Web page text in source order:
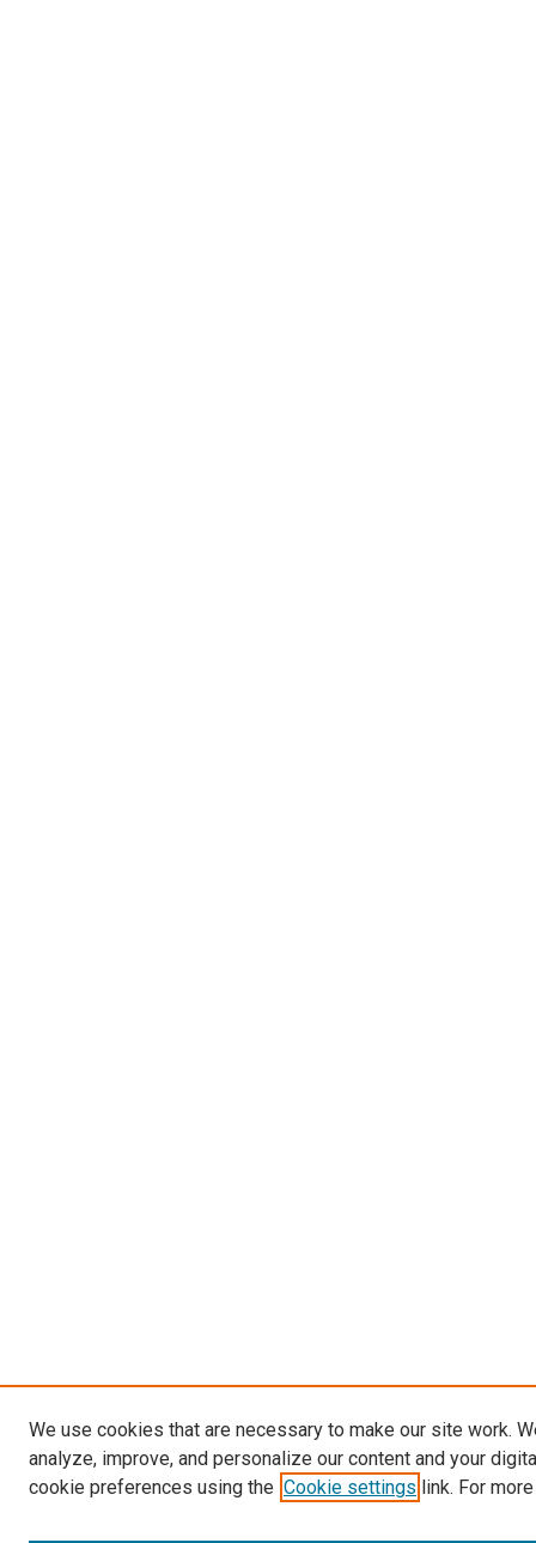
We use cookies that are necessary to make our site work.
analyze, improve, and personalize our content and your
cookie preferences using the Cookie settings link. For